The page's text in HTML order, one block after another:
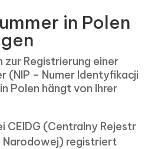
in Polen
zur Registrierung einer
(NIP – Numer Identyfikacji
Polen hängt von Ihrer
CEIDG (Centralny Rejestr
Narodowej) registriert